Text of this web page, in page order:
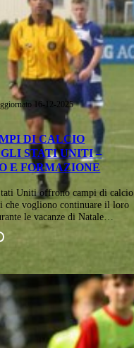
16-12-2025
DI CALCIO
STATI UNITI –
E FORMAZIONE
Uniti offrono campi di calcio
che vogliono continuare il loro
le vacanze di Natale…